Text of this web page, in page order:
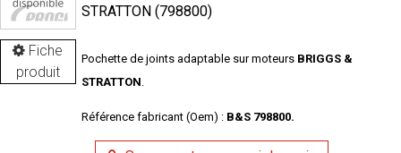
Fiche
produit
STRATTON (798800)
Pochette de joints adaptable sur moteursBRIGGS &
STRATTON.
Référence fabricant (Oem) :B&S 798800.